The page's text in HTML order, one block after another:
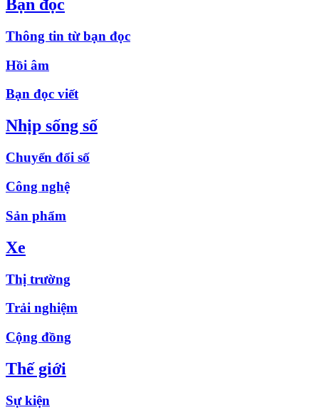
Bạn đọc
Thông tin từ bạn đọc
Hồi âm
Bạn đọc viết
Nhịp sống số
Chuyển đổi số
Công nghệ
Sản phẩm
Xe
Thị trường
Trải nghiệm
Cộng đồng
Thế giới
Sự kiện